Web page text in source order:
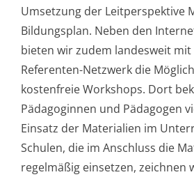
Umsetzung der Leitperspektive
Bildungsplan. Neben den
bieten wir zudem landesweit
Referenten-Netzwerk die
kostenfreie Workshops. Dort
Pädagoginnen und Pädagogen
Einsatz der Materialien im
Schulen, die im Anschluss die
regelmäßig einsetzen, zeichnen